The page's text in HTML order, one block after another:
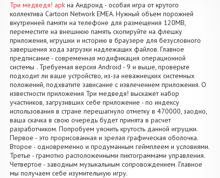
Три медведя! apk на Андроид - особая игра от крутого
коллектива Cartoon Network EMEA. Нужный объем порожней
внутренней памяти на телефоне для размещения 120MB,
переместите на внешнюю память скопируйте на флешку
приложения, игрушки и историю в браузере для безусловного
завершения хода загрузки надлежащих файлов. Главное
предписание - современная модификация операционной
системы . Требуемая версия Android - 9 и выше, проверьте
подходит ли ваше устройство, из-за неважнецких системных
положений, подхватите зависание с извлечением приложения. О
известности приложения Три медведя! выскажет набор
участников, загрузивших себе приложение - по индексу
использования в стране перешагнуло отметку в 470000, заодно,
ваша скачка в свою очередь будет принята в расчет
разработчиком. Попробуем уяснить крутость данной игрушки.
Первое - это прорисованная и зрелая графическая оболочка.
Второе - одновременно и продуманным геймплеем и условиями.
Третье - грамотно расположенными пиктограммами управления.
Четвертое - заводным музыкальным сопровождением. Главное
мы получаем себе изумительную игру.